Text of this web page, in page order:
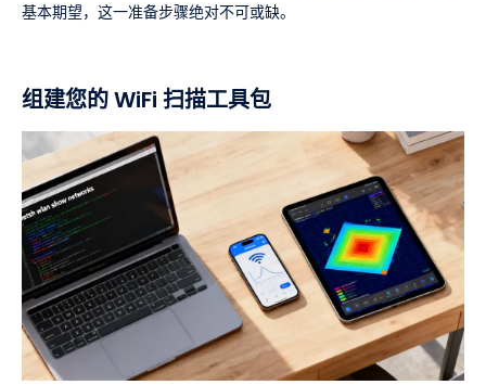
基本期望，这一准备步骤绝对不可或缺。
组建您的 WiFi 扫描工具包